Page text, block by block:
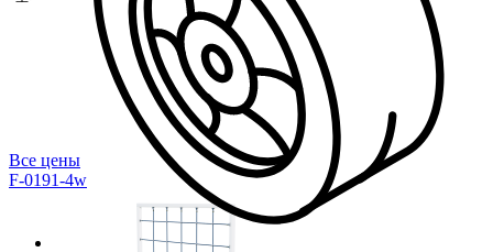
Все цены
F-0191-4w